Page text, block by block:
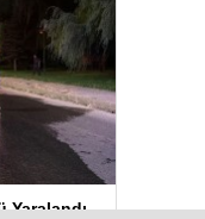
Yaralandı